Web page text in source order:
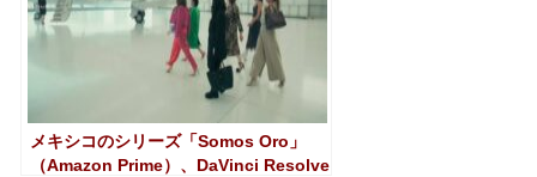
メキシコのシリーズ「Somos Oro」
（Amazon Prime）、DaVinci Resolve